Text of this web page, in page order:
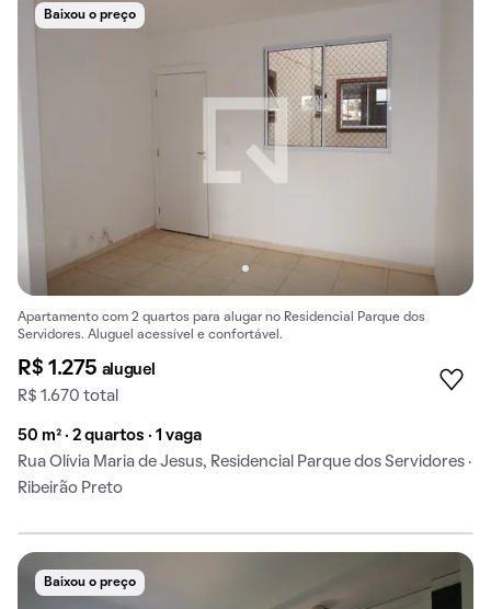
Baixou o preço
Apartamento com 2 quartos para alugar no Residencial Parque dos
Servidores. Aluguel acessível e confortável.
R$ 1.275 aluguel
R$ 1.670 total
50 m² · 2 quartos · 1 vaga
Rua Olívia Maria de Jesus, Residencial Parque dos Servidores ·
Ribeirão Preto
Baixou o preço